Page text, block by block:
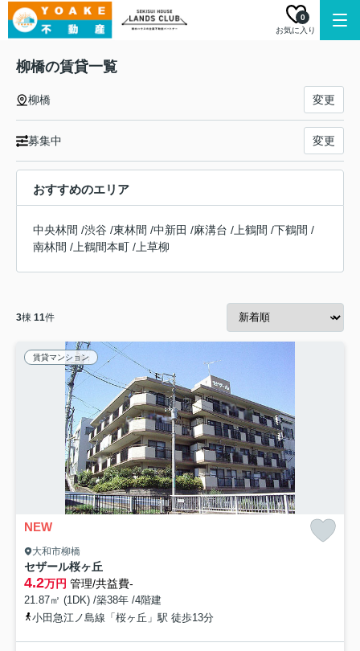
お気に入り
0
柳橋の賃貸一覧
柳橋 変更
募集中 変更
おすすめのエリア
中央林間 /渋谷 /東林間 /中新田 /麻溝台 / 上鶴間 /下鶴間 /
南林間 / 上鶴間本町 / 上草柳
3棟 11件
賃貸マンション
NEW
大和市柳橋
セザール桜ヶ丘
4.2万円 管理/共益費-
21.87㎡ (1DK) /築38年 /4階建
小田急江ノ島線「桜ヶ丘」駅 徒歩13分